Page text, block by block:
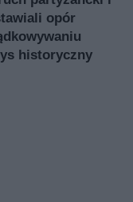
opór
historyczny